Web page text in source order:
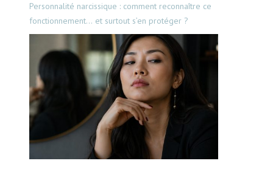
Personnalité narcissique : comment reconnaître ce
fonctionnement… et surtout s’en protéger ?